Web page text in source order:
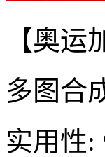
【奥
多图合
实用性: